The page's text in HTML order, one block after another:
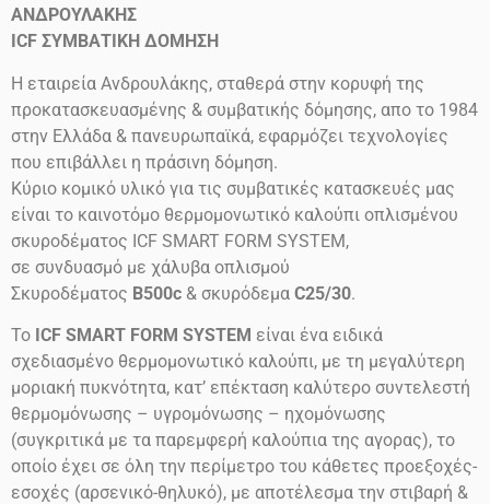
ΑΝΔΡΟΥΛΑΚΗΣ
ICF ΣΥΜΒΑΤΙΚΗ ΔΟΜΗΣΗ
Η εταιρεία Ανδρουλάκης, σταθερά στην κορυφή της
προκατασκευασμένης & συμβατικής δόμησης, απο το 1984
στην Ελλάδα & πανευρωπαϊκά, εφαρμόζει τεχνολογίες
που επιβάλλει η πράσινη δόμηση.
Κύριο κομικό υλικό για τις συμβατικές κατασκευές μας
είναι το καινοτόμο θερμομονωτικό καλούπι οπλισμένου
σκυροδέματος ICF SMART FORM SYSTEM,
σε συνδυασμό με χάλυβα οπλισμού
Σκυροδέματος B500c & σκυρόδεμα C25/30.
Το ICF SMART FORM SYSTEM είναι ένα ειδικά
σχεδιασμένο θερμομονωτικό καλούπι, με τη μεγαλύτερη
μοριακή πυκνότητα, κατ’ επέκταση καλύτερο συντελεστή
θερμομόνωσης – υγρομόνωσης – ηχομόνωσης
(συγκριτικά με τα παρεμφερή καλούπια της αγορας), το
οποίο έχει σε όλη την περίμετρο του κάθετες προεξοχές-
εσοχές (αρσενικό-θηλυκό), με αποτέλεσμα την στιβαρή &